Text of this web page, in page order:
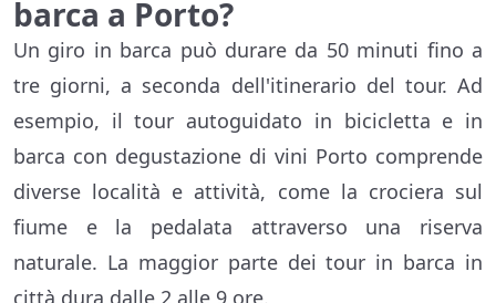
barca a Porto?
Un giro in barca può durare da 50 minuti fino a
tre giorni, a seconda dell'itinerario del tour. Ad
esempio, il tour autoguidato in bicicletta e in
barca con degustazione di vini Porto comprende
diverse località e attività, come la crociera sul
fiume e la pedalata attraverso una riserva
naturale. La maggior parte dei tour in barca in
città dura dalle 2 alle 9 ore.